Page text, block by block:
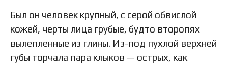
Был он человек крупный, с серой обвислой
кожей, черты лица грубые, будто второпях
вылепленные из глины. Из-под пухлой верхней
губы торчала пара клыков — острых, как